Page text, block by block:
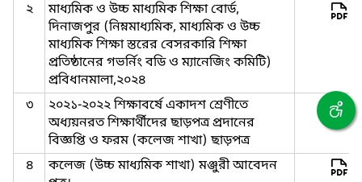
২
মাধ্যমিক ও উচ্চ মাধ্যমিক শিক্ষা বোর্ড,
দিনাজপুর (নিম্নমাধ্যমিক, মাধ্যমিক ও উচ্চ
মাধ্যমিক শিক্ষা স্তরের বেসরকারি শিক্ষা
প্রতিষ্ঠানের গভর্নিং বডি ও ম্যানেজিং কমিটি)
প্রবিধানমালা,২০২৪
৩
২০২১-২০২২ শিক্ষাবর্ষে একাদশ শ্রেণীতে
অধ্যয়নরত শিক্ষার্থীদের ছাড়পত্র প্রদানের
বিজ্ঞপ্তি ও ফরম (কলেজ শাখা) ছাড়পত্র
৪
কলেজ (উচ্চ মাধ্যমিক শাখা) মঞ্জুরী আবেদন